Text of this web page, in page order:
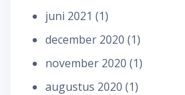
juni 2021 (1)
december 2020 (1)
november 2020 (1)
augustus 2020 (1)